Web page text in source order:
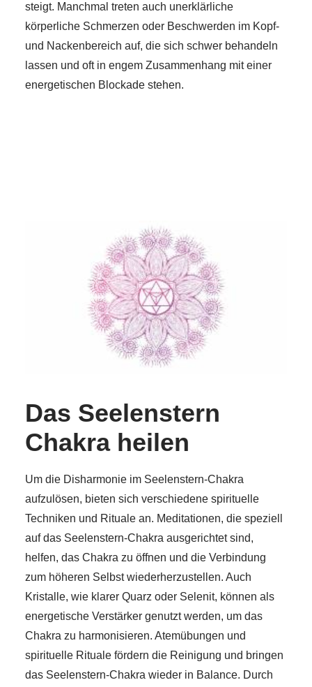
steigt. Manchmal treten auch unerklärliche
körperliche Schmerzen oder Beschwerden im Kopf-
und Nackenbereich auf, die sich schwer behandeln
lassen und oft in engem Zusammenhang mit einer
energetischen Blockade stehen.
Das Seelenstern
Chakra heilen
Um die Disharmonie im Seelenstern-Chakra
aufzulösen, bieten sich verschiedene spirituelle
Techniken und Rituale an. Meditationen, die speziell
auf das Seelenstern-Chakra ausgerichtet sind,
helfen, das Chakra zu öffnen und die Verbindung
zum höheren Selbst wiederherzustellen. Auch
Kristalle, wie klarer Quarz oder Selenit, können als
energetische Verstärker genutzt werden, um das
Chakra zu harmonisieren. Atemübungen und
spirituelle Rituale fördern die Reinigung und bringen
das Seelenstern-Chakra wieder in Balance. Durch